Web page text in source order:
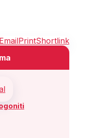
EmailPrintShortlink